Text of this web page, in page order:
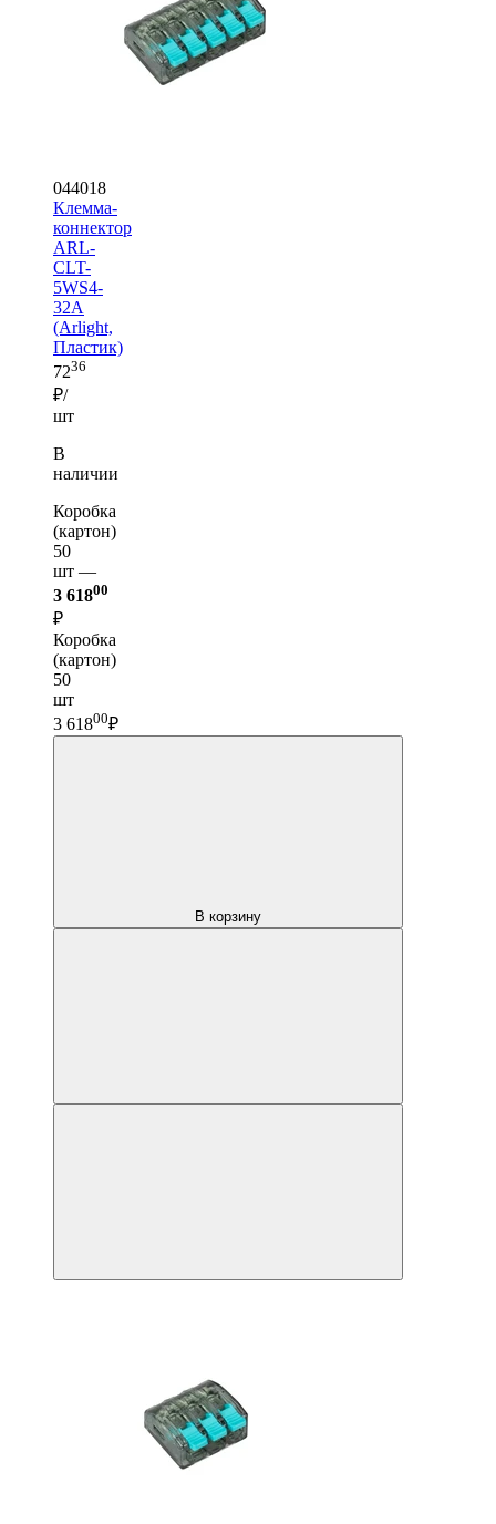
044018
Клемма-
коннектор
ARL-
CLT-
5WS4-
32A
(Arlight,
Пластик)
7236
₽/
шт
В
наличии
Коробка
(картон)
50
шт —
3 61800
₽
Коробка
(картон)
50
шт
3 61800₽
В корзину